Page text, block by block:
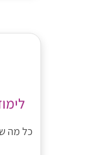
כל מה